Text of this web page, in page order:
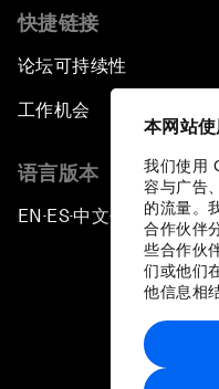
本网站
我们使用
容与广告
的流量。
合作伙伴
些合作伙
们或他们
他信息相
快捷链接
论坛可持续性
工作机会
语言版本
EN ▪ES▪中文▪ 日本語